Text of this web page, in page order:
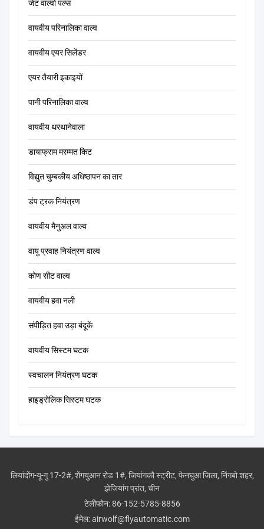
जेट वाल्वों पल्स
वायवीय परिनालिका वाल्व
वायवीय एयर सिलेंडर
एयर तैयारी इकाइयों
पानी परिनालिका वाल्व
वायवीय थरथानेवाला
डायाफ्राम मरम्मत किट
विद्युत चुम्बकीय अधिष्ठापन का तार
डंप ट्रक नियंत्रण
वायवीय मैनुअल वाल्व
वायु प्रवाह नियंत्रण वाल्व
कोण सीट वाल्व
वायवीय हवा नली
संपीड़ित हवा उड़ा बंदूकें
वायवीय सिस्टम घटक
स्वचालन नियंत्रण घटक
हाइड्रोलिक सिस्टम घटक
लियांदोंग-यू-गु 17-2#, शेंगयुआन रोड 1#, जियांगकौ स्ट्रीट, फेनघुआ जिला, निंगबो शहर,
झेजियांग प्रांत, चीन
टेलीफोन:86-152-5785-8856
ईमेल:airwolf@flyautomatic.com